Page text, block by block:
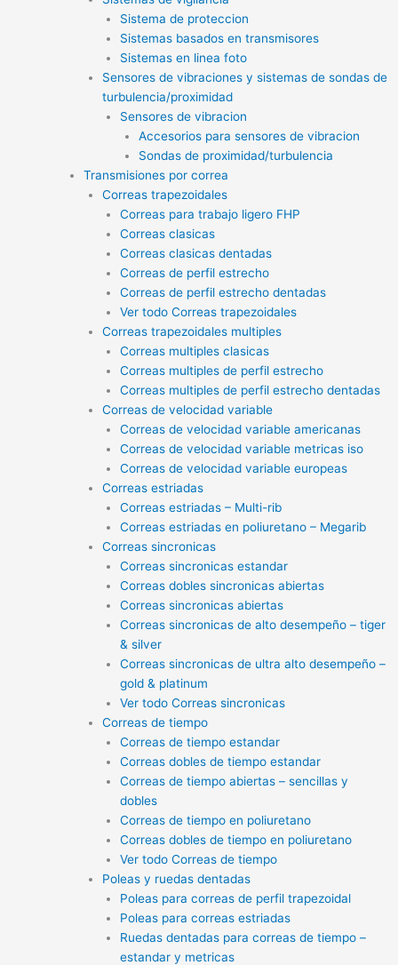
Sistema de proteccion
Sistemas basados en transmisores
Sistemas en linea foto
Sensores de vibraciones y sistemas de sondas de
turbulencia/proximidad
Sensores de vibracion
Accesorios para sensores de vibracion
Sondas de proximidad/turbulencia
Transmisiones por correa
Correas trapezoidales
Correas para trabajo ligero FHP
Correas clasicas
Correas clasicas dentadas
Correas de perfil estrecho
Correas de perfil estrecho dentadas
Ver todo Correas trapezoidales
Correas trapezoidales multiples
Correas multiples clasicas
Correas multiples de perfil estrecho
Correas multiples de perfil estrecho dentadas
Correas de velocidad variable
Correas de velocidad variable americanas
Correas de velocidad variable metricas iso
Correas de velocidad variable europeas
Correas estriadas
Correas estriadas – Multi-rib
Correas estriadas en poliuretano – Megarib
Correas sincronicas
Correas sincronicas estandar
Correas dobles sincronicas abiertas
Correas sincronicas abiertas
Correas sincronicas de alto desempeño – tiger
& silver
Correas sincronicas de ultra alto desempeño –
gold & platinum
Ver todo Correas sincronicas
Correas de tiempo
Correas de tiempo estandar
Correas dobles de tiempo estandar
Correas de tiempo abiertas – sencillas y
dobles
Correas de tiempo en poliuretano
Correas dobles de tiempo en poliuretano
Ver todo Correas de tiempo
Poleas y ruedas dentadas
Poleas para correas de perfil trapezoidal
Poleas para correas estriadas
Ruedas dentadas para correas de tiempo –
estandar y metricas